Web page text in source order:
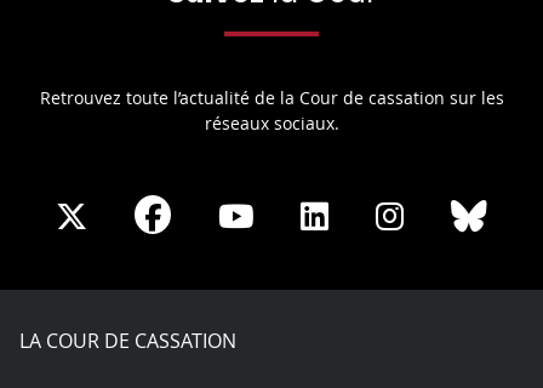
Retrouvez toute l’actualité de la Cour de cassation sur les
réseaux sociaux.
Share
X
Share
Facebook
Share
Youtube
Share
LinkedIn
Share
Instagram
LA COUR DE CASSATION